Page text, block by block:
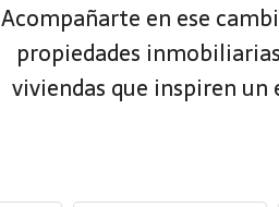
Acompañarte en ese
propiedades
viviendas que inspiren